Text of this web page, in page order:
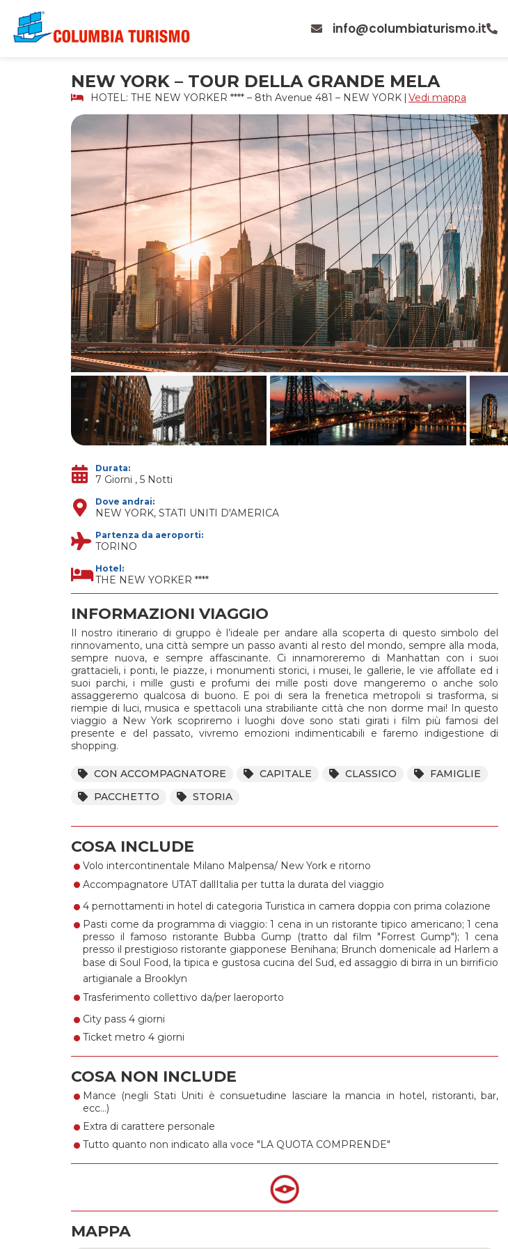
Vai
info@columbiaturismo.it
NEW YORK – TOUR DELLA GRANDE MELA
HOTEL: THE NEW YORKER **** – 8th Avenue 481 – NEW YORK | Vedi mappa
Durata:
7 Giorni , 5 Notti
Dove andrai:
NEW YORK, STATI UNITI D'AMERICA
Partenza da aeroporti:
TORINO
Hotel:
THE NEW YORKER ****
INFORMAZIONI VIAGGIO
Il nostro itinerario di gruppo è l’ideale per andare alla scoperta di questo simbolo del
rinnovamento, una città sempre un passo avanti al resto del mondo, sempre alla moda,
sempre nuova, e sempre affascinante. Ci innamoreremo di Manhattan con i suoi
grattacieli, i ponti, le piazze, i monumenti storici, i musei, le gallerie, le vie affollate ed i
suoi parchi, i mille gusti e profumi dei mille posti dove mangeremo o anche solo
assaggeremo qualcosa di buono. E poi di sera la frenetica metropoli si trasforma, si
riempie di luci, musica e spettacoli una strabiliante città che non dorme mai! In questo
viaggio a New York scopriremo i luoghi dove sono stati girati i film più famosi del
presente e del passato, vivremo emozioni indimenticabili e faremo indigestione di
shopping.
CON ACCOMPAGNATORE CAPITALE CLASSICO
FAMIGLIE
PACCHETTO
STORIA
COSA INCLUDE
•Volo intercontinentale Milano Malpensa/ New York e ritorno
• Accompagnatore UTAT dallItalia per tutta la durata del viaggio
• 4 pernottamenti in hotel di categoria Turistica in camera doppia con prima colazione
• Pasti come da programma di viaggio: 1 cena in un ristorante tipico americano; 1 cena
presso il famoso ristorante Bubba Gump (tratto dal film "Forrest Gump"); 1 cena
presso il prestigioso ristorante giapponese Benihana; Brunch domenicale ad Harlem a
base di Soul Food, la tipica e gustosa cucina del Sud, ed assaggio di birra in un birrificio
artigianale a Brooklyn
• Trasferimento collettivo da/per laeroporto
• City pass 4 giorni
• Ticket metro 4 giorni
COSA NON INCLUDE
•Mance (negli Stati Uniti è consuetudine lasciare la mancia in hotel, ristoranti, bar,
ecc…)
• Extra di carattere personale
• Tutto quanto non indicato alla voce "LA QUOTA COMPRENDE"
MAPPA